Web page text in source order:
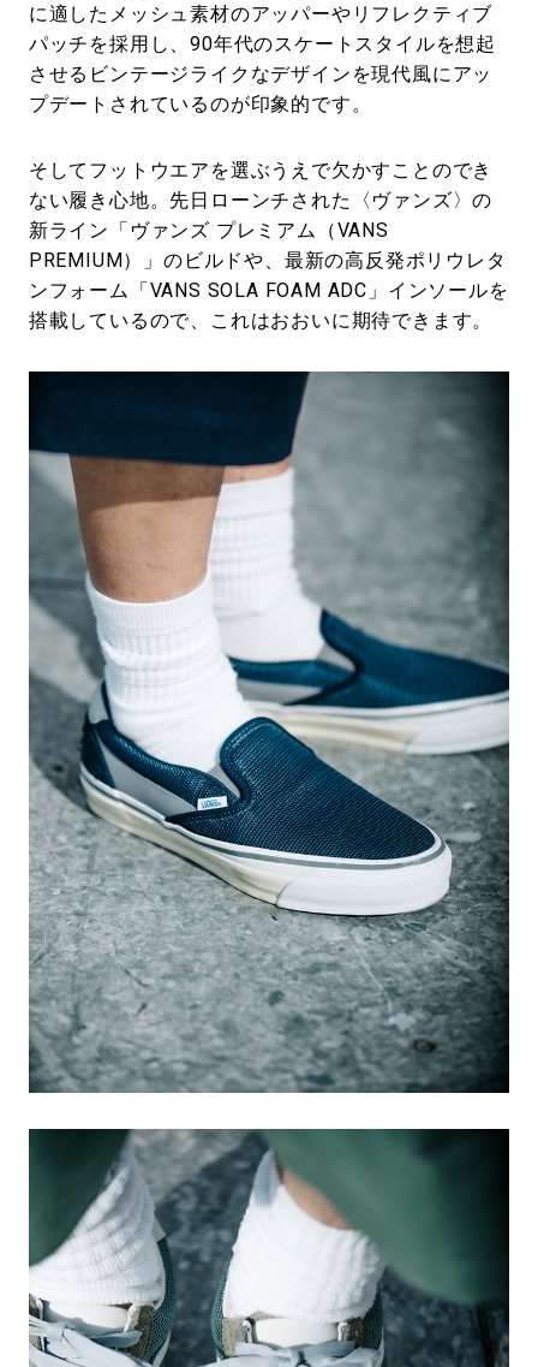
に適したメッシュ素材のアッパーやリフレクティブ
パッチを採用し、90年代のスケートスタイルを想起
させるビンテージライクなデザインを現代風にアッ
プデートされているのが印象的です。
そしてフットウエアを選ぶうえで欠かすことのでき
ない履き心地。先日ローンチされた〈ヴァンズ〉の
新ライン「ヴァンズ プレミアム（VANS
PREMIUM）」のビルドや、最新の高反発ポリウレタ
ンフォーム「VANS SOLA FOAM ADC」インソールを
搭載しているので、これはおおいに期待できます。